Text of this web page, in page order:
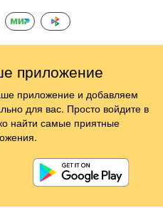
приложение
приложение и добавляем
для вас. Просто войдите в
найти самые приятные